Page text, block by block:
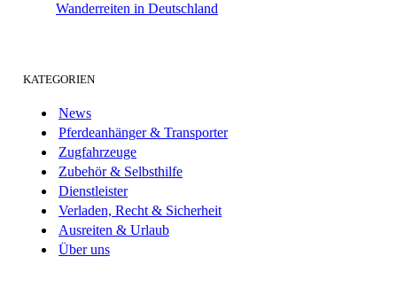
Wanderreiten in Deutschland
KATEGORIEN
News
Pferdeanhänger & Transporter
Zugfahrzeuge
Zubehör & Selbsthilfe
Dienstleister
Verladen, Recht & Sicherheit
Ausreiten & Urlaub
Über uns